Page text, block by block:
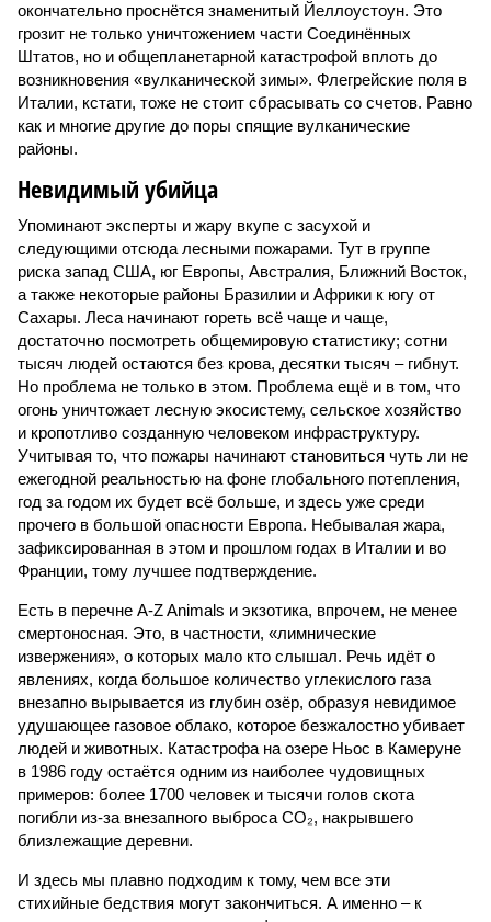
окончательно проснётся знаменитый Йеллоустоун. Это
грозит не только уничтожением части Соединённых
Штатов, но и общепланетарной катастрофой вплоть до
возникновения «вулканической зимы». Флегрейские поля в
Италии, кстати, тоже не стоит сбрасывать со счетов. Равно
как и многие другие до поры спящие вулканические
районы.
Невидимый убийца
Упоминают эксперты и жару вкупе с засухой и
следующими отсюда лесными пожарами. Тут в группе
риска запад США, юг Европы, Австралия, Ближний Восток,
а также некоторые районы Бразилии и Африки к югу от
Сахары. Леса начинают гореть всё чаще и чаще,
достаточно посмотреть общемировую статистику; сотни
тысяч людей остаются без крова, десятки тысяч – гибнут.
Но проблема не только в этом. Проблема ещё и в том, что
огонь уничтожает лесную экосистему, сельское хозяйство
и кропотливо созданную человеком инфраструктуру.
Учитывая то, что пожары начинают становиться чуть ли не
ежегодной реальностью на фоне глобального потепления,
год за годом их будет всё больше, и здесь уже среди
прочего в большой опасности Европа. Небывалая жара,
зафиксированная в этом и прошлом годах в Италии и во
Франции, тому лучшее подтверждение.
Есть в перечне A-Z Animals и экзотика, впрочем, не менее
смертоносная. Это, в частности, «лимнические
извержения», о которых мало кто слышал. Речь идёт о
явлениях, когда большое количество углекислого газа
внезапно вырывается из глубин озёр, образуя невидимое
удушающее газовое облако, которое безжалостно убивает
людей и животных. Катастрофа на озере Ньос в Камеруне
в 1986 году остаётся одним из наиболее чудовищных
примеров: более 1700 человек и тысячи голов скота
погибли из-за внезапного выброса CO₂, накрывшего
близлежащие деревни.
И здесь мы плавно подходим к тому, чем все эти
стихийные бедствия могут закончиться. А именно – к